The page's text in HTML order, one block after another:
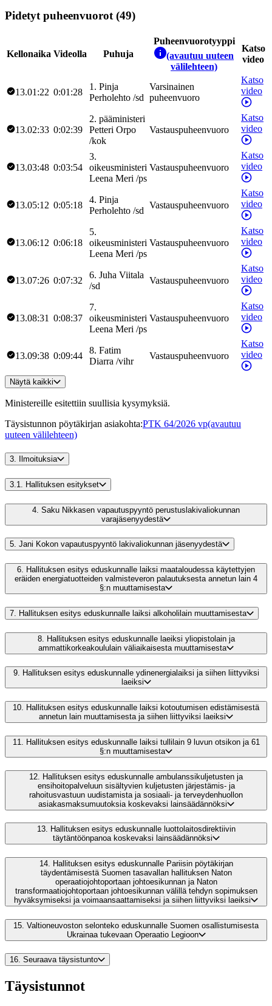
Pidetyt puheenvuorot (49)
Kellonaika Videolla Puhuja
Puheenvuorotyyppi
(avautuu uuteen
välilehteen)
Katso
video
13.01:22 0:01:28
1 . Pinja
Perholehto /sd
Varsinainen
puheenvuoro
Katso
video
13.02:33 0:02:39
2. pääministeri
Petteri Orpo
/kok
Vastauspuheenvuoro
Katso
video
13.03:48 0:03:54
3.
oikeusministeri
Leena Meri /ps
Vastauspuheenvuoro
Katso
video
13.05:12 0:05:18
4. Pinja
Perholehto /sd
Vastauspuheenvuoro
Katso
video
13.06:12 0:06:18
5.
oikeusministeri
Leena Meri /ps
Vastauspuheenvuoro
Katso
video
13.07:26 0:07:32
6. Juha Viitala
/sd
Vastauspuheenvuoro
Katso
video
13.08:31 0:08:37
7.
oikeusministeri
Leena Meri /ps
Vastauspuheenvuoro
Katso
video
13.09:38 0:09:44
8. Fatim
Diarra /vihr
Vastauspuheenvuoro
Katso
video
Näytä kaikki
Ministereille esitettiin suullisia kysymyksiä.
Täysistunnon pöytäkirjan asiakohta:PTK 64/2026 vp(avautuu
uuteen välilehteen)
3. Ilmoituksia
3.1. Hallituksen esitykset
4. Saku Nikkasen vapautuspyyntö perustuslakivaliokunnan
varajäsenyydestä
5. Jani Kokon vapautuspyyntö lakivaliokunnan jäsenyydestä
6. Hallituksen esitys eduskunnalle laiksi maataloudessa käytettyjen
eräiden energiatuotteiden valmisteveron palautuksesta annetun lain 4
§:n muuttamisesta
7. Hallituksen esitys eduskunnalle laiksi alkoholilain muuttamisesta
8. Hallituksen esitys eduskunnalle laeiksi yliopistolain ja
ammattikorkeakoululain väliaikaisesta muuttamisesta
9. Hallituksen esitys eduskunnalle ydinenergialaiksi ja siihen liittyviksi
laeiksi
10. Hallituksen esitys eduskunnalle laiksi kotoutumisen edistämisestä
annetun lain muuttamisesta ja siihen liittyviksi laeiksi
11.
Hallituksen esitys eduskunnalle laiksi tullilain 9 luvun otsikon ja 61
§:n muuttamisesta
12. Hallituksen esitys eduskunnalle ambulanssikuljetusten ja
ensihoitopalveluun sisältyvien kuljetusten järjestämis- ja
rahoitusvastuun uudistamista ja sosiaali- ja terveydenhuollon
asiakasmaksumuutoksia koskevaksi lainsäädännöksi
13. Hallituksen esitys eduskunnalle luottolaitosdirektiivin
täytäntöönpanoa koskevaksi lainsäädännöksi
14.
Hallituksen esitys eduskunnalle Pariisin pöytäkirjan
täydentämisestä Suomen tasavallan hallituksen Naton
operaatiojohtoportaan johtoesikunnan ja Naton
transformaatiojohtoportaan johtoesikunnan välillä tehdyn sopimuksen
hyväksymiseksi ja voimaansaattamiseksi ja siihen liittyviksi laeiksi
15. Valtioneuvoston selonteko eduskunnalle Suomen osallistumisesta
Ukrainaa tukevaan Operaatio Legioon
16. Seuraava täysistunto
Täysistunnot